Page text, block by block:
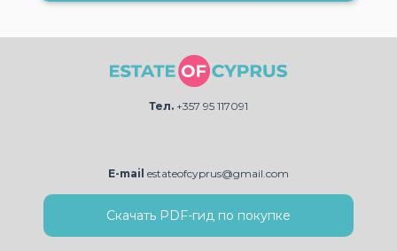
Тел. +357 95 117091
E-mail estateofcyprus@gmail.com
Скачать PDF-гид по покупке